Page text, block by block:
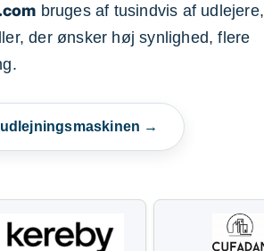
bruges af tusindvis af udlejere,
der ønsker høj synlighed, flere
→